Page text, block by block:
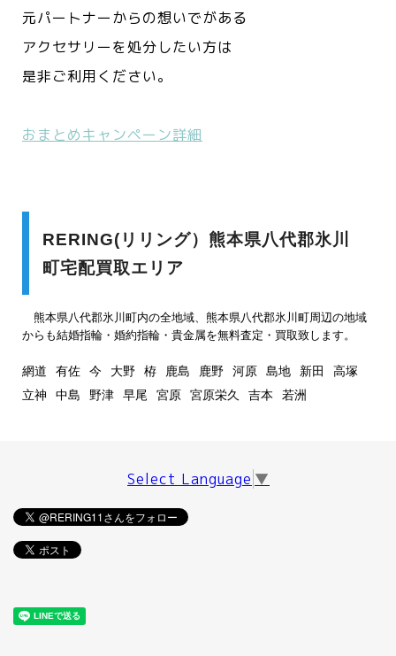
元パートナーからの想いでがある
アクセサリーを処分したい方は
是非ご利用ください。
おまとめキャンペーン詳細
RERING(リリング）熊本県八代郡氷川
町宅配買取エリア
熊本県八代郡氷川町内の全地域、熊本県八代郡氷川町周辺の地域
からも結婚指輪・婚約指輪・貴金属を無料査定・買取致します。
網道 有佐 今 大野 栫 鹿島 鹿野 河原 島地 新田
高塚
立神
中島 野津 早尾 宮原 宮原栄久 吉本 若洲
Select Language ▼